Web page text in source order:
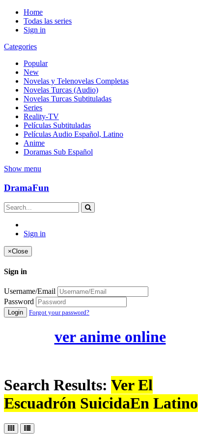
Home
Todas las series
Sign in
Categories
Popular
New
Novelas y Telenovelas Completas
Novelas Turcas (Audio)
Novelas Turcas Subtituladas
Series
Reality-TV
Películas Subtituladas
Películas Audio Español, Latino
Anime
Doramas Sub Español
Show menu
DramaFun
Sign in
×Close
Sign in
Username/Email
Password
Login Forgot your password?
ver anime online
Search Results: Ver El
Escuadrón SuicidaEn Latino